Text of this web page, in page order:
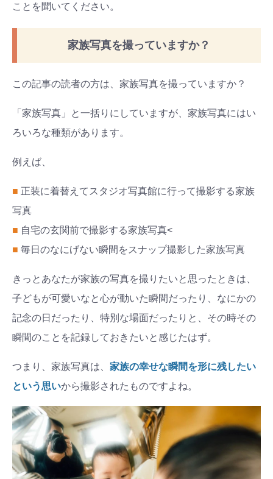
ことを聞いてください。
家族写真を撮っていますか？
この記事の読者の方は、家族写真を撮っていますか？
「家族写真」と一括りにしていますが、家族写真にはい
ろいろな種類があります。
例えば、
■ 正装に着替えてスタジオ写真館に行って撮影する家族
写真
■ 自宅の玄関前で撮影する家族写真<
■ 毎日のなにげない瞬間をスナップ撮影した家族写真
きっとあなたが家族の写真を撮りたいと思ったときは、
子どもが可愛いなと心が動いた瞬間だったり、なにかの
記念の日だったり、特別な場面だったりと、その時その
瞬間のことを記録しておきたいと感じたはず。
つまり、家族写真は、 家族の幸せな瞬間を形に残したい
という思いから撮影されたものですよね。